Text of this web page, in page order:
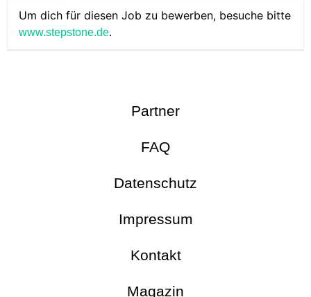
Um dich für diesen Job zu bewerben, besuche bitte
www.stepstone.de.
Partner
FAQ
Datenschutz
Impressum
Kontakt
Magazin